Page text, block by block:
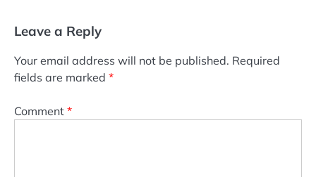
Leave a Reply
Your email address will not be published. Required
fields are marked *
Comment *